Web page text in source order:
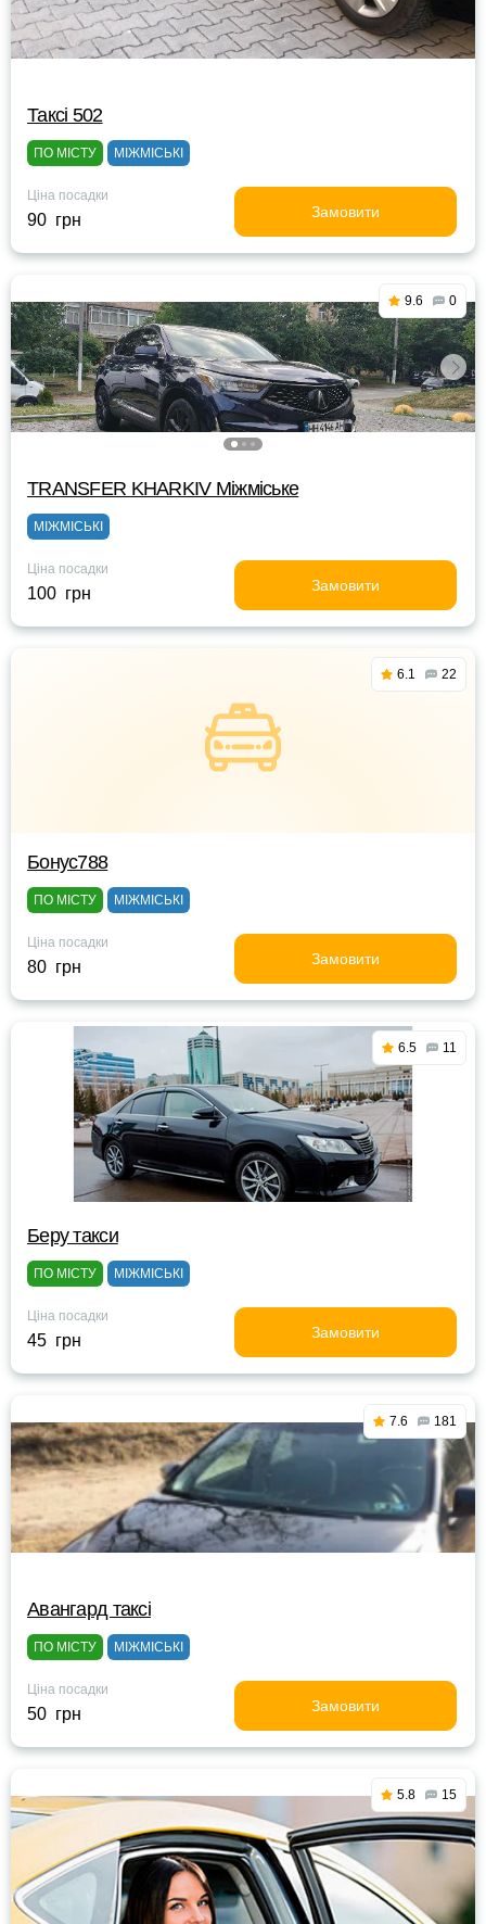
Таксі 502
ПО МІСТУ МІЖМІСЬКІ
Ціна посадки
90 грн Замовити
9.6 0
TRANSFER KHARKIV Міжміське
МІЖМІСЬКІ
Ціна посадки
100 грн Замовити
6.1 22
Бонус788
ПО МІСТУ МІЖМІСЬКІ
Ціна посадки
80 грн Замовити
6.5 11
Беру такси
ПО МІСТУ МІЖМІСЬКІ
Ціна посадки
45 грн Замовити
7.6 181
Авангард таксі
ПО МІСТУ МІЖМІСЬКІ
Ціна посадки
50 грн Замовити
5.8 15